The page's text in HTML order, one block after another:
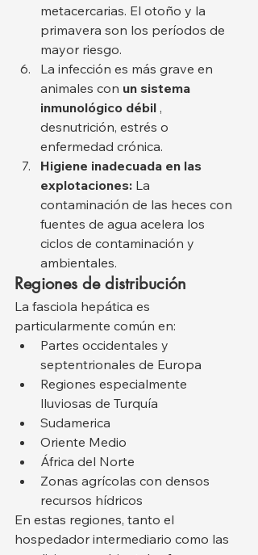
metacercarias. El otoño y la
primavera son los períodos de
mayor riesgo.
La infección es más grave en
animales con un sistema
inmunológico débil ,
desnutrición, estrés o
enfermedad crónica.
Higiene inadecuada en las
explotaciones: La
contaminación de las heces con
fuentes de agua acelera los
ciclos de contaminación y
ambientales.
Regiones de distribución
La fasciola hepática es
particularmente común en:
Partes occidentales y
septentrionales de Europa
Regiones especialmente
lluviosas de Turquía
Sudamerica
Oriente Medio
África del Norte
Zonas agrícolas con densos
recursos hídricos
En estas regiones, tanto el
hospedador intermediario como las